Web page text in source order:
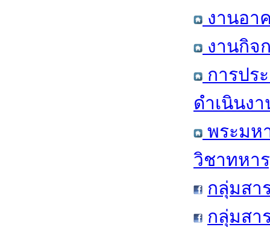
งานอา
งานกิจ
การปร
ดำเนินง
พระมห
วิชาทหา
กลุ่มสา
กลุ่มสา